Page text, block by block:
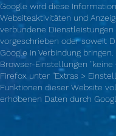
Google wird diese
Websiteaktivitäten und
verbundene
vorgeschrieben oder soweit
Google in Verbindung
Browser-Einstellungen
Firefox unter ''Extras >
Funktionen dieser Website
erhobenen Daten durch